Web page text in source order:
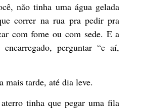
não tinha uma água gelada
correr na rua pra pedir pra
com fome ou com sede. E a
perguntar “e aí,
mais tarde, até dia leve.
tinha que pegar uma fila